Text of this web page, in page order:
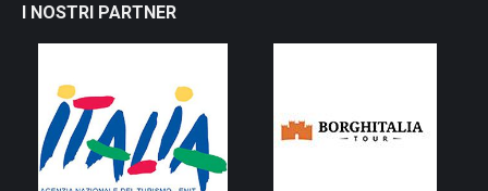
I NOSTRI PARTNER